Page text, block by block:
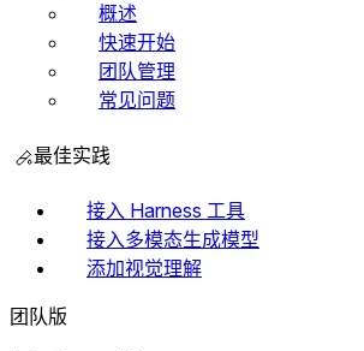
概述
快速开始
团队管理
常见问题
最佳实践
接入 Harness 工具
接入多模态生成模型
添加视觉理解
团队版